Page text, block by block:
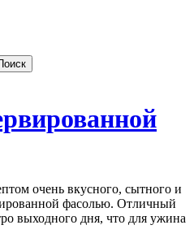
очень вкусного, сытного и
фасолью. Отличный
выходного дня, что для ужина